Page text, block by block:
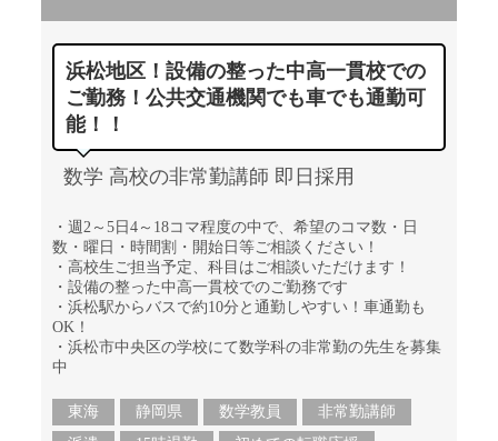
浜松地区！設備の整った中高一貫校での
ご勤務！公共交通機関でも車でも通勤可
能！！
数学 高校の非常勤講師 即日採用
・週2～5日4～18コマ程度の中で、希望のコマ数・日
数・曜日・時間割・開始日等ご相談ください！
・高校生ご担当予定、科目はご相談いただけます！
・設備の整った中高一貫校でのご勤務です
・浜松駅からバスで約10分と通勤しやすい！車通勤も
OK！
・浜松市中央区の学校にて数学科の非常勤の先生を募集
中
東海 静岡県 数学教員
非常勤講師